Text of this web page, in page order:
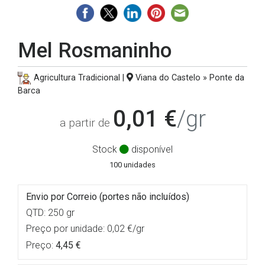
Mel Rosmaninho
Agricultura Tradicional |
Viana do Castelo » Ponte da
Barca
a partir de 0,01 €/gr
Stock disponível
100 unidades
Envio por Correio (portes não incluídos)
QTD: 250 gr
Preço por unidade: 0,02 €/gr
Preço: 4,45 €